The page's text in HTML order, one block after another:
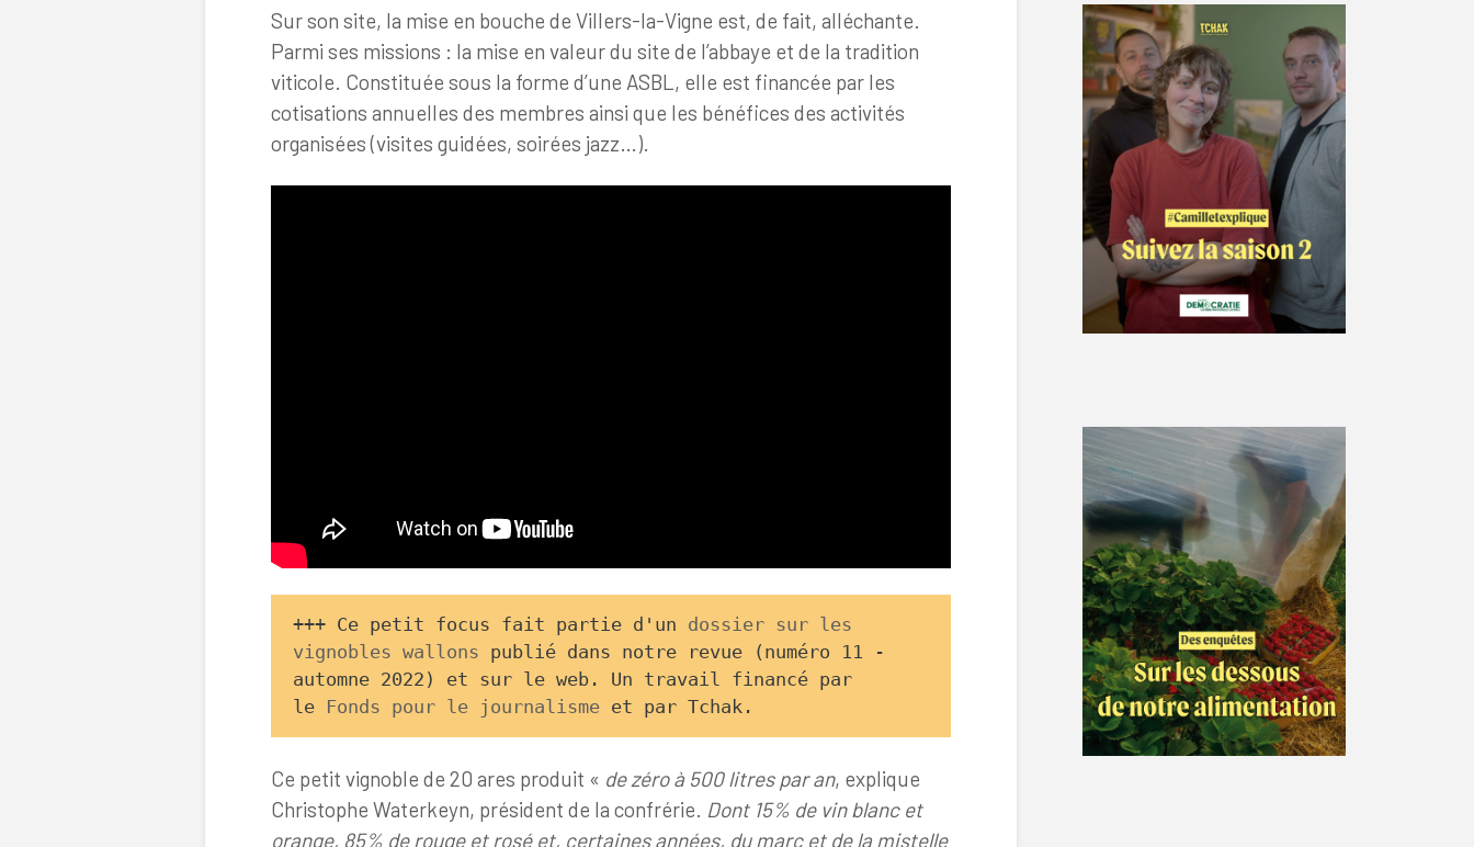
Sur son site, la mise en bouche de Villers-la-Vigne est, de fait, alléchante.
Parmi ses missions : la mise en valeur du site de l’abbaye et de la tradition
viticole. Constituée sous la forme d’une ASBL, elle est financée par les
cotisations annuelles des membres ainsi que les bénéfices des activités
organisées (visites guidées, soirées jazz…).
+++ Ce petit focus fait partie d'un dossier sur les
vignobles wallons publié dans notre revue (numéro 11 -
automne 2022) et sur le web. Un travail financé par
le Fonds pour le journalisme et par Tchak.
Ce petit vignoble de 20 ares produit « de zéro à 500 litres par an, explique
Christophe Waterkeyn, président de la confrérie. Dont 15% de vin blanc et
orange, 85% de rouge et rosé et, certaines années, du marc et de la mistelle